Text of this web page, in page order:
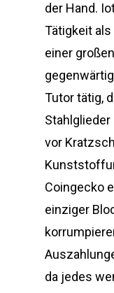
der Hand.
Tätigkeit
einer
Tutor tätig,
vor
Coingecko
einziger
da jedes